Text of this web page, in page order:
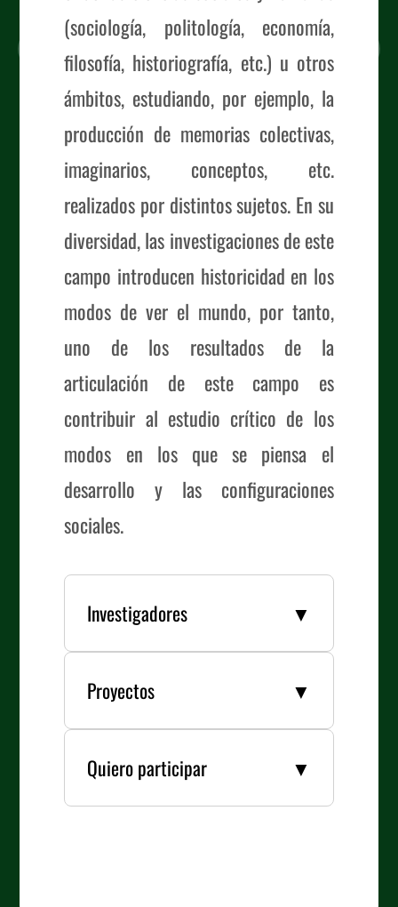
(sociología, politología, economía,
filosofía, historiografía, etc.) u otros
ámbitos, estudiando, por ejemplo, la
producción de memorias colectivas,
imaginarios, conceptos, etc.
realizados por distintos sujetos. En su
diversidad, las investigaciones de este
campo introducen historicidad en los
modos de ver el mundo, por tanto,
uno de los resultados de la
articulación de este campo es
contribuir al estudio crítico de los
modos en los que se piensa el
desarrollo y las configuraciones
sociales.
Investigadores ▼
PhD Luis Claros Terán/li>
PhD Alfredo Seoane Flores
PhD Luis Tapia Mealla
PhD Gonzalo Rojas Ortuste
Proyectos ▼
El devenir local de la filosofía (Luis
La dimensión ontopolítica en el
formas de cierre y apertura de pluralidad
Quiero participar ▼